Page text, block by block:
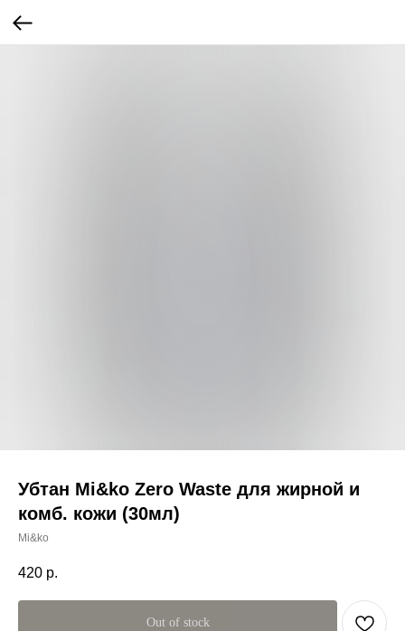
Убтан Mi&ko Zero Waste для жирной и
комб. кожи (30мл)
Mi&ko
420 р.
Out of stock